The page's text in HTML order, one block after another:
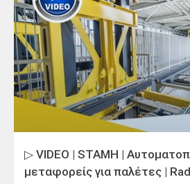
▷ VIDEO | STAMH |
μεταφορείς για παλέτες |